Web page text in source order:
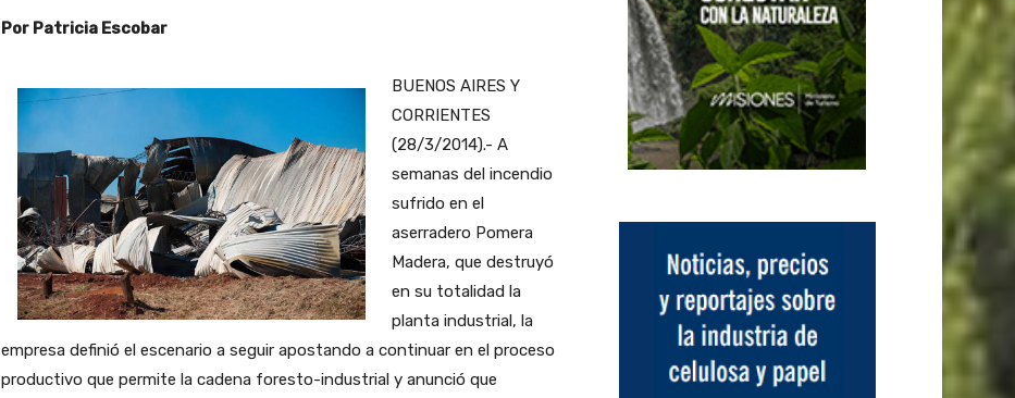
Por Patricia Escobar
BUENOS AIRES Y
CORRIENTES
(28/3/2014).- A
semanas del incendio
sufrido en el
aserradero Pomera
Madera, que destruyó
en su totalidad la
planta industrial, la
empresa definió el escenario a seguir apostando a continuar en el proceso
productivo que permite la cadena foresto-industrial y anunció que